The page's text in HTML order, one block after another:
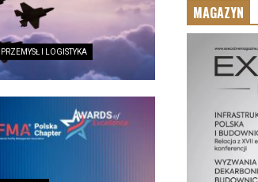
PRZEMYSŁ I LOGISTYKA
MAGAZYN